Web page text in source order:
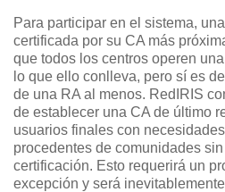
Para participar en el sistema,
certificada por su CA más
que todos los centros operen
lo que ello conlleva, pero sí es
de una RA al menos. RedIRIS
de establecer una CA de último
usuarios finales con
procedentes de comunidades
certificación. Esto requerirá un
excepción y será